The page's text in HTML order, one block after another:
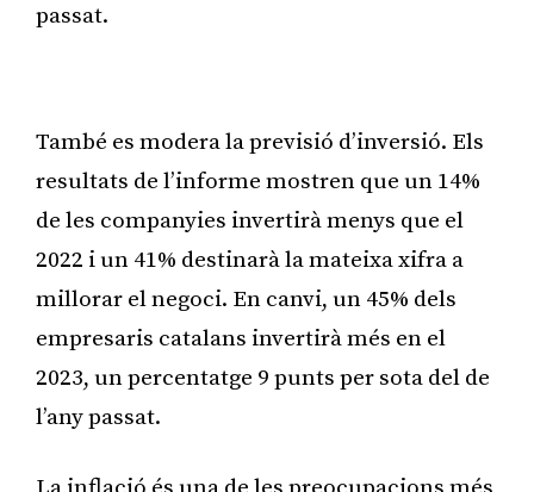
passat.
També es modera la previsió d’inversió. Els
resultats de l’informe mostren que un 14%
de les companyies invertirà menys que el
2022 i un 41% destinarà la mateixa xifra a
millorar el negoci. En canvi, un 45% dels
empresaris catalans invertirà més en el
2023, un percentatge 9 punts per sota del de
l’any passat.